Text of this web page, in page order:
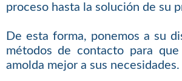
proceso hasta la solución de su
De esta forma, ponemos a su
métodos de contacto para
amolda mejor a sus necesidades.